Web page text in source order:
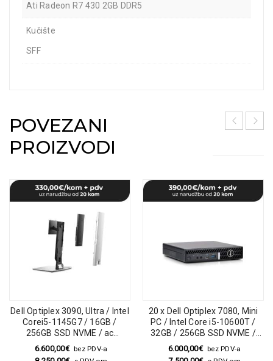
Ati Radeon R7 430 2GB DDR5
Kučište
SFF
POVEZANI
PROIZVODI
Dell Optiplex 3090, Ultra / Intel
Corei5-1145G7 / 16GB /
256GB SSD NVME / ac
adapters
6.600,00€ bez PDV-a
20 x Dell Optiplex 7080, Mini
PC / Intel Core i5-10600T /
32GB / 256GB SSD NVME /
Win 10 Pro
6.000,00€ bez PDV-a